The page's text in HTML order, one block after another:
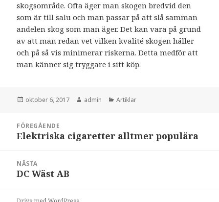
skogsområde. Ofta äger man skogen bredvid den
som är till salu och man passar på att slå samman
andelen skog som man äger. Det kan vara på grund
av att man redan vet vilken kvalité skogen håller
och på så vis minimerar riskerna. Detta medför att
man känner sig tryggare i sitt köp.
Postat
oktober 6, 2017 Författare
admin Kategorier
Artiklar
FÖREGÅENDE
Föregående
Elektriska cigaretter alltmer populära
NÄSTA
Nästa
DC Wäst AB